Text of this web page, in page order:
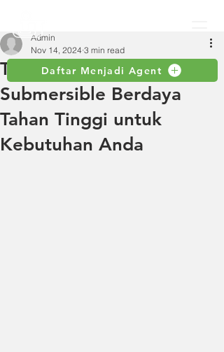
Daftar Menjadi Agent
Temukan Pompa
Submersible Berdaya
Tahan Tinggi untuk
Kebutuhan Anda
Admin
Nov 14, 2024 3 min read